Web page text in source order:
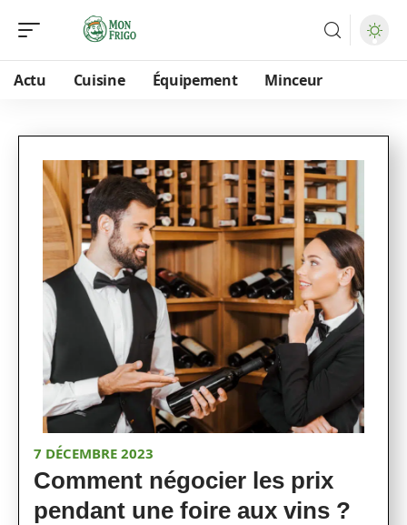
Actu Cuisine Équipement Minceur
7 DÉCEMBRE 2023
Comment négocier les prix
pendant une foire aux vins ?